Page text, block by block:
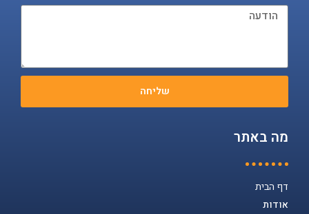
שליחה
מה באתר
דף הבית
אודות